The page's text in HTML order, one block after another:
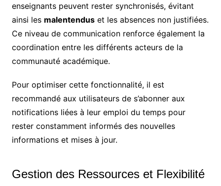
enseignants peuvent rester synchronisés, évitant
ainsi les malentenduset les absences non justifiées.
Ce niveau de communication renforce également la
coordination entre les différents acteurs de la
communauté académique.
Pour optimiser cette fonctionnalité, il est
recommandé aux utilisateurs de s’abonner aux
notifications liées à leur emploi du temps pour
rester constamment informés des nouvelles
informations et mises à jour.
Gestion des Ressources et Flexibilité